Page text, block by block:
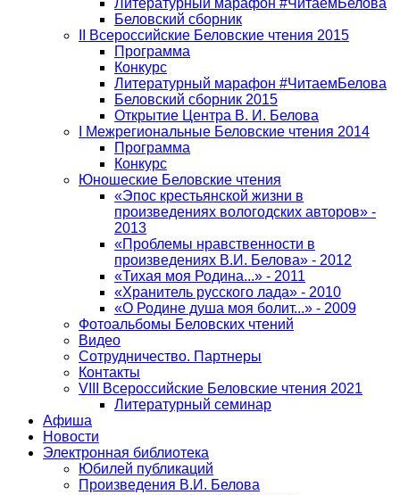
Литературный марафон #ЧитаемБелова
Беловский сборник
II Всероссийские Беловские чтения 2015
Программа
Конкурс
Литературный марафон #ЧитаемБелова
Беловский сборник 2015
Открытие Центра В. И. Белова
I Межрегиональные Беловские чтения 2014
Программа
Конкурс
Юношеские Беловские чтения
«Эпос крестьянской жизни в
произведениях вологодских авторов» -
2013
«Проблемы нравственности в
произведениях В.И. Белова» - 2012
«Тихая моя Родина...» - 2011
«Хранитель русского лада» - 2010
«О Родине душа моя болит...» - 2009
Фотоальбомы Беловских чтений
Видео
Сотрудничество. Партнеры
Контакты
VIII Всероссийские Беловские чтения 2021
Литературный семинар
Афиша
Новости
Электронная библиотека
Юбилей публикаций
Произведения В.И. Белова